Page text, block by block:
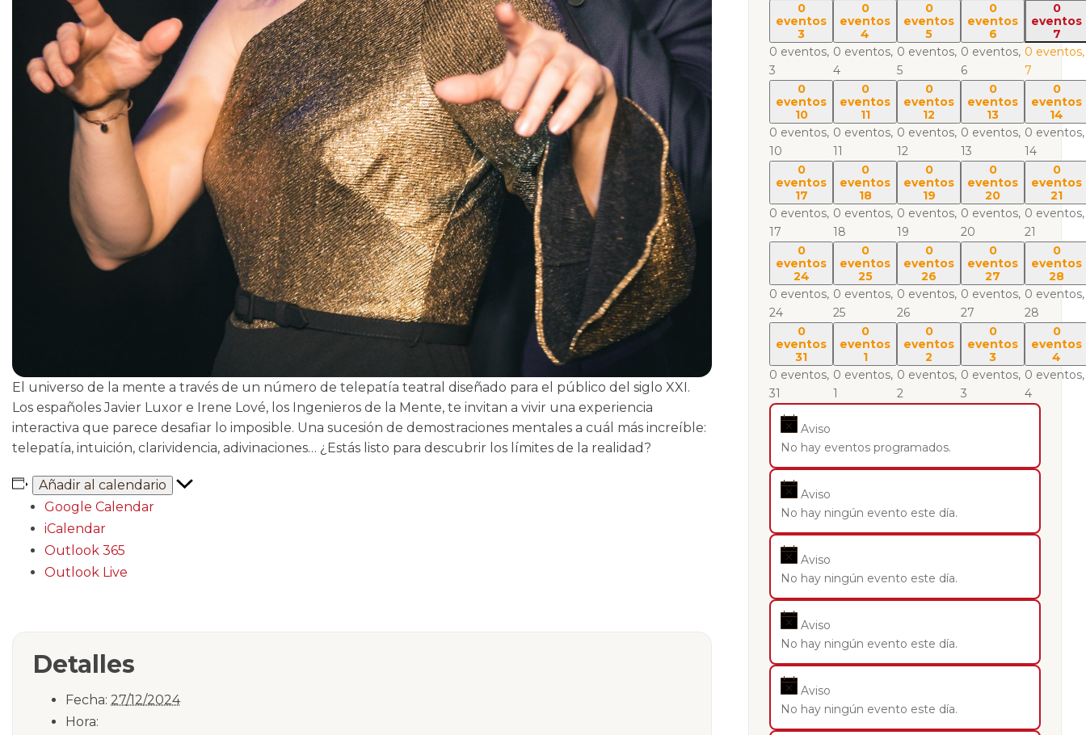
El universo de la mente a través de un número de telepatía teatral diseñado para el público del siglo XXI.
Los españoles Javier Luxor e Irene Lové, los Ingenieros de la Mente, te invitan a vivir una experiencia
interactiva que parece desafiar lo imposible. Una sucesión de demostraciones mentales a cuál más increíble:
telepatía, intuición, clarividencia, adivinaciones… ¿Estás listo para descubrir los límites de la realidad?
Añadir al calendario
Google Calendar
iCalendar
Outlook 365
Outlook Live
Detalles
Fecha: 27/12/2024
Hora:
0
eventos
3
0 eventos,
3
0
eventos
4
0 eventos,
4
0
eventos
5
0 eventos,
5
0
eventos
6
0 eventos,
6
0
eventos
7
0 eventos,
7
0
eventos
10
0 eventos,
10
0
eventos
11
0 eventos,
11
0
eventos
12
0 eventos,
12
0
eventos
13
0 eventos,
13
0
eventos
14
0 eventos,
14
0
eventos
17
0 eventos,
17
0
eventos
18
0 eventos,
18
0
eventos
19
0 eventos,
19
0
eventos
20
0 eventos,
20
0
eventos
21
0 eventos,
21
0
eventos
24
0 eventos,
24
0
eventos
25
0 eventos,
25
0
eventos
26
0 eventos,
26
0
eventos
27
0 eventos,
27
0
eventos
28
0 eventos,
28
0
eventos
31
0 eventos,
31
0
eventos
1
0 eventos,
1
0
eventos
2
0 eventos,
2
0
eventos
3
0 eventos,
3
0
eventos
4
0 eventos,
4
Aviso
No hay eventos programados.
Aviso
No hay ningún evento este día.
Aviso
No hay ningún evento este día.
Aviso
No hay ningún evento este día.
Aviso
No hay ningún evento este día.